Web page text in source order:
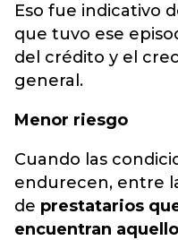
Eso fue indicativo
que tuvo ese
del crédito y el
general.
Menor riesgo
Cuando las
endurecen, entre
de prestatarios
encuentran